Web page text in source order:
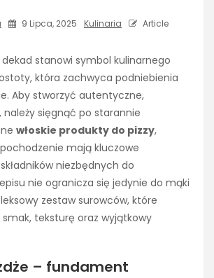
9 Lipca, 2025 Kulinaria Article
dekad stanowi symbol kulinarnego
która zachwyca podniebienia
Aby stworzyć autentyczne,
należy sięgnąć po starannie
włoskie produkty do pizzy,
mają kluczowe
niezbędnych do
nie ogranicza się jedynie do mąki
zestaw surowców, które
teksturę oraz wyjątkowy
– fundament